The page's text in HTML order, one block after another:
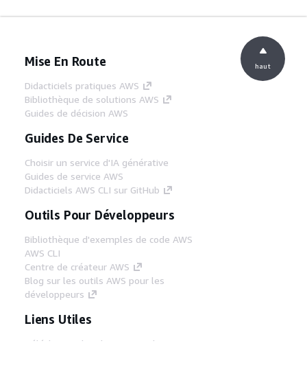
Mise En Route
Didacticiels pratiques AWS
Bibliothèque de solutions AWS
Guides de décision AWS
Guides De Service
Choisir un service d'IA générative
Guides de service AWS
Didacticiels AWS CLI sur GitHub
Outils Pour Développeurs
Bibliothèque d'exemples de code AWS
AWS CLI
Centre de créateur AWS
Blog sur les outils AWS pour les
développeurs
Liens Utiles
Téléchargez les documents du serveur MCP
haut